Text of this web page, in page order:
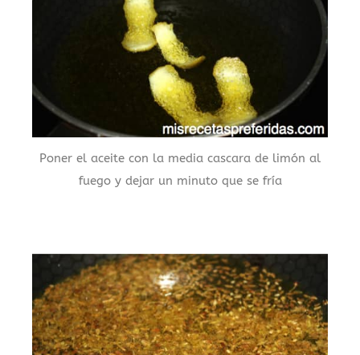
Poner el aceite con la media cascara de limón al
fuego y dejar un minuto que se fría